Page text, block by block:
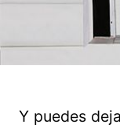
Y puedes